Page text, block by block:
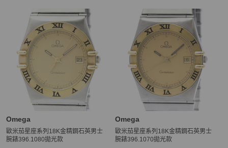
Omega
歐米茄星座系列18K金精鋼石英男士
腕錶396.1080拋光款
Omega
歐米茄星座系列18K金精鋼石英男士
腕錶396.1070拋光款